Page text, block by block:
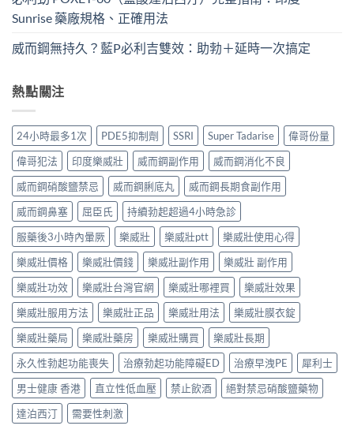
Sunrise 藥廠規格、正確用法
威而鋼無持久？藍P必利吉雙效：助勃＋延時一次搞定
熱點關注
24小時最多1次 PDE5抑制劑 SSRI Super Tadarise
偉哥份量
偉哥犯法
印度樂威壯 威而鋼副作用
威而鋼消化不良
威而鋼硝酸鹽禁忌
威而鋼脷底丸
威而鋼長期食副作用
威而鋼鼻塞
屈臣氏
持續勃起超過4小時急診
服藥後3小時內暈厥
樂威壯 樂威壯ptt
樂威壯使用心得
樂威壯價格
樂威壯價錢 樂威壯副作用
樂威壯 副作用
樂威壯功效
樂威壯台灣官網 樂威壯哪裡買
樂威壯效果
樂威壯服用方法
樂威壯正品 樂威壯用法
樂威壯膜衣錠
樂威壯藥局
樂威壯藥房 樂威壯購買
樂威壯長期
永久性勃起功能喪失
治療勃起功能障礙ED 治療早洩PE
犀利士
男士健康 香港
直立性低血壓 禁止飲酒
絕對禁忌硝酸鹽藥物
達泊西汀
需要性刺激